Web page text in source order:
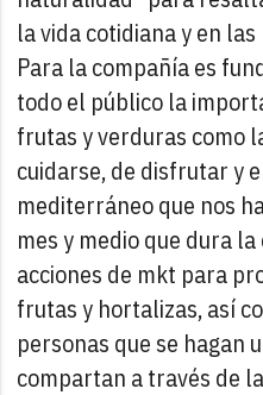
la vida cotidiana y en
Para la compañía es
todo el público la
frutas y verduras como
cuidarse, de disfrutar y
mediterráneo que nos
mes y medio que dura
acciones de mkt para
frutas y hortalizas, así
personas que se hagan
compartan a través de